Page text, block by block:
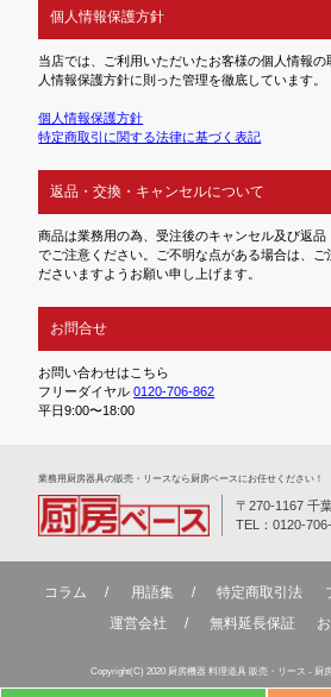
個人情報保護方針
当店では、ご利用いただいたお客様の個人情報
人情報保護方針に則った管理を徹底しています。
個人情報保護方針
特定商取引に関する法律に基づく表記
返品・交換・キャンセルについて
商品は業務用の為、受注後のキャンセル及び返
でご注意ください。ご不明な点がある場合は、ご
ださいますようお願い申し上げます。
お問合せ
お問い合わせはこちら
フリーダイヤル0120-706-862
平日9:00〜18:00
業務⽤厨房器具の販売・リースなら厨房ベースにお任せください！
〒270-1167 千
TEL：0120-
コラム 用語集 特定商取引法
運営会社
無料延⻑保証
Copyright(C) 2020 厨房機器 料理道具 販売・リース - 厨